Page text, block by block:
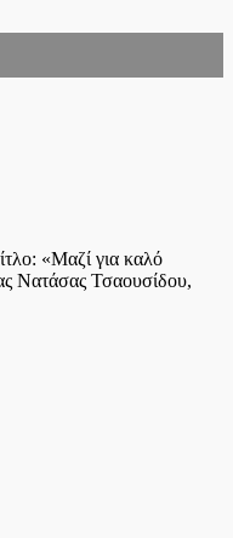
«Μαζί για καλό
Νατάσας Τσαουσίδου,